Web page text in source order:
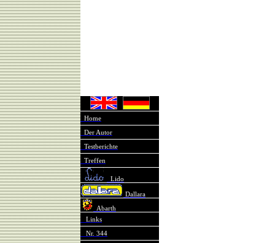
Home
Der Autor
Testberichte
Treffen
Lido
Dallara
Abarth
Links
Nr. 344